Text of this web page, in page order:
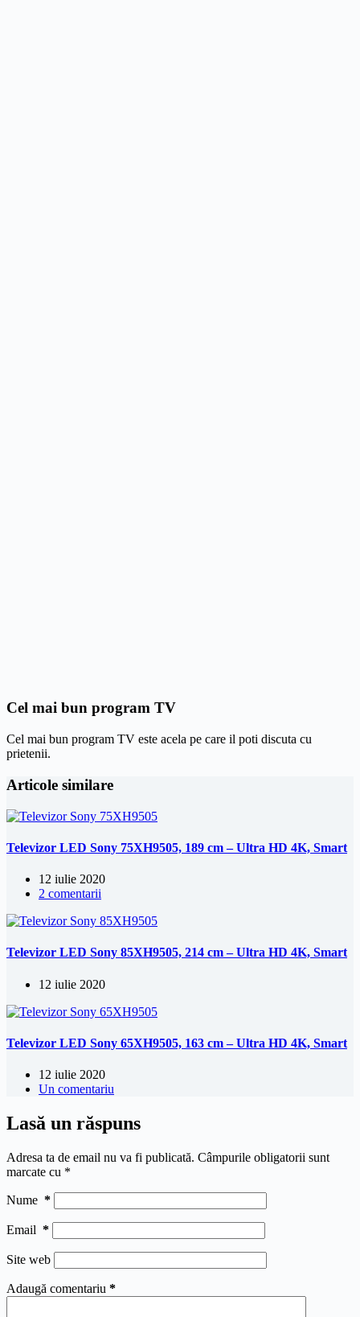
Cel mai bun program TV
Cel mai bun program TV este acela pe care il poti discuta cu
prietenii.
Articole similare
Televizor LED Sony 75XH9505, 189 cm – Ultra HD 4K, Smart
12 iulie 2020
2 comentarii
Televizor LED Sony 85XH9505, 214 cm – Ultra HD 4K, Smart
12 iulie 2020
Televizor LED Sony 65XH9505, 163 cm – Ultra HD 4K, Smart
12 iulie 2020
Un comentariu
Lasă un răspuns
Adresa ta de email nu va fi publicată. Câmpurile obligatorii sunt
marcate cu *
Nume *
Email *
Site web
Adaugă comentariu *